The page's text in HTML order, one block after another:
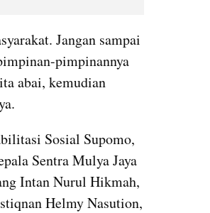
Jangan sampai
pimpinannya
abai, kemudian
Sosial Supomo,
Sentra Mulya Jaya
Intan Nurul Hikmah,
Helmy Nasution,